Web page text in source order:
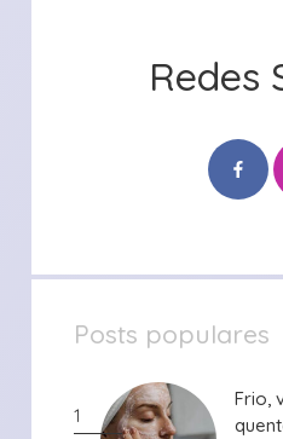
Redes
Posts populares
1
Frio,
Frio,